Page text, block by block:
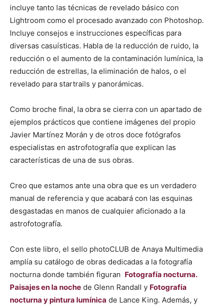
incluye tanto las técnicas de revelado básico con
Lightroom como el procesado avanzado con Photoshop.
Incluye consejos e instrucciones específicas para
diversas casuísticas. Habla de la reducción de ruido, la
reducción o el aumento de la contaminación lumínica, la
reducción de estrellas, la eliminación de halos, o el
revelado para startrails y panorámicas.
Como broche final, la obra se cierra con un apartado de
ejemplos prácticos que contiene imágenes del propio
Javier Martínez Morán y de otros doce fotógrafos
especialistas en astrofotografía que explican las
características de una de sus obras.
Creo que estamos ante una obra que es un verdadero
manual de referencia y que acabará con las esquinas
desgastadas en manos de cualquier aficionado a la
astrofotografía.
Con este libro, el sello photoCLUB de Anaya Multimedia
amplía su catálogo de obras dedicadas a la fotografía
nocturna donde también figuran Fotografía nocturna.
Paisajes en la noche de Glenn Randall y Fotografía
nocturna y pintura lumínica de Lance King. Además, y